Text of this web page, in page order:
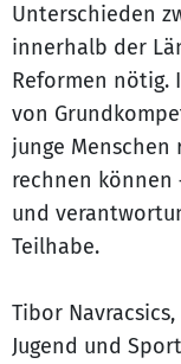
Unterschieden
innerhalb der
Reformen nötig.
von
junge
rechnen können
und
Teilhabe.
Tibor
Jugend und